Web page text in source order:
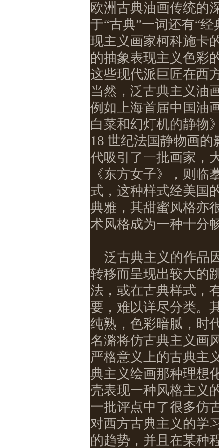
欧洲古典油画传统的
于“古典”一词还有“
现主义画家柯科施卡
的抽象表现主义色彩
这些现代派巨匠在西
当然，泛古典主义油
例如上海首届中国油
白菜和幻灯机的静物
18 世纪法国静物画
代吸引了一批画家，
《东方女子》，则
式，这种样式经美国
典雅，其甜蜜风格亦
术风格成为一种十分
泛古典主义的作品
转移而呈现出较大的
法，或在古典样式，
要，难以详尽分类。
纯熟，色彩暗腻，时
名潞将仿古典主义画
严格意义上的古典主
典主义绘画那种理想
壳表现一种风格主义
一批评点中了很多仿
对西方古典主义的学
的趋势，并且在某种